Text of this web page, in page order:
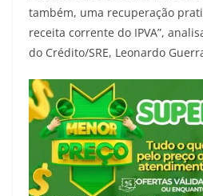
também, uma recuperação
receita corrente do IPVA”,
do Crédito/SRE, Leonardo